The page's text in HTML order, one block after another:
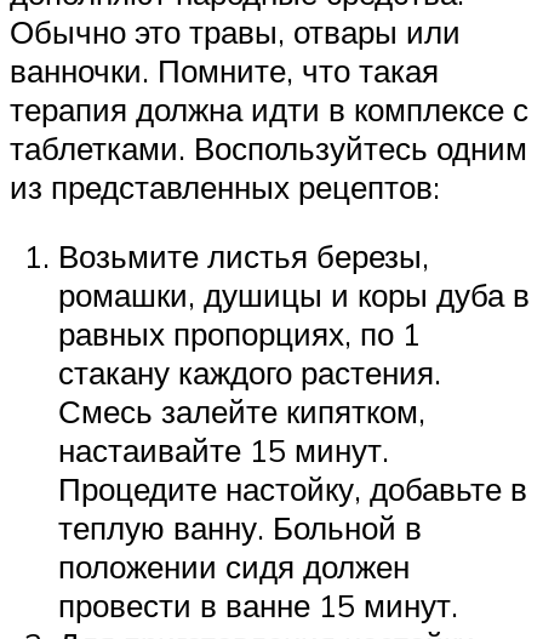
Обычно это травы, отвары или
ванночки. Помните, что такая
терапия должна идти в комплексе с
таблетками. Воспользуйтесь одним
из представленных рецептов:
Возьмите листья березы,
ромашки, душицы и коры дуба в
равных пропорциях, по 1
стакану каждого растения.
Смесь залейте кипятком,
настаивайте 15 минут.
Процедите настойку, добавьте в
теплую ванну. Больной в
положении сидя должен
провести в ванне 15 минут.